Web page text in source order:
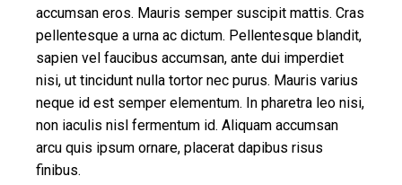
accumsan eros. Mauris semper suscipit mattis. Cras
pellentesque a urna ac dictum. Pellentesque blandit,
sapien vel faucibus accumsan, ante dui imperdiet
nisi, ut tincidunt nulla tortor nec purus. Mauris varius
neque id est semper elementum. In pharetra leo nisi,
non iaculis nisl fermentum id. Aliquam accumsan
arcu quis ipsum ornare, placerat dapibus risus
finibus.